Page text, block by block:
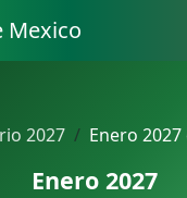
Mexico
2027 Enero
Enero 2027